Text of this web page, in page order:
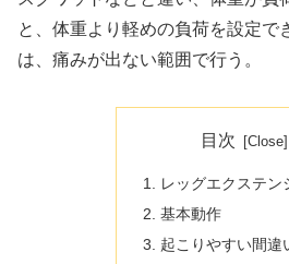
と、体重より軽めの負荷を設定で
は、痛みが出ない範囲で行う。
目次
レッグエクステン
基本動作
起こりやすい間違